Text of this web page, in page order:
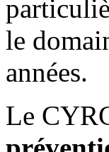
le
années.
Le